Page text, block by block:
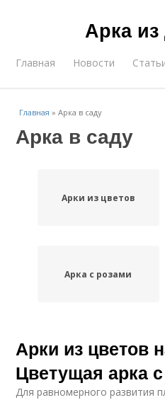
Арка
Главная Новости
Главная »Арка в саду
Арка в саду
Арки из цветов
Арка с розами
Растения для арки
Арки из цветов
Цветущая арка
Для равномерного развития